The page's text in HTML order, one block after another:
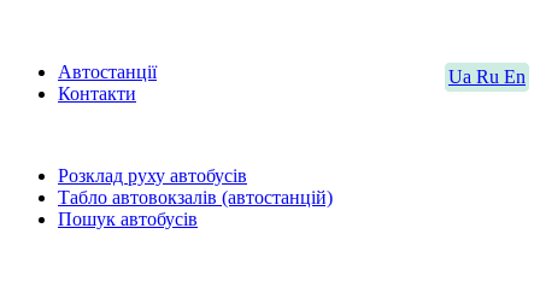
Ua Ru En
Автостанції
Контакти
Розклад руху автобусів
Табло автовокзалів (автостанцій)
Пошук автобусів